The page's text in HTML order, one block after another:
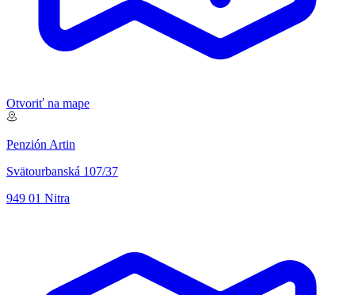
Otvoriť na mape
Penzión Artin
Svätourbanská 107/37
949 01 Nitra